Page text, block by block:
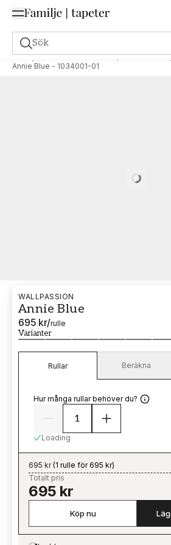
Sök
Tapeter Varumärken Wallpassion
Annie Blue - 1034001-01
WALLPASSION
Annie Blue
695 kr/rulle
Varianter
Rullar Beräkna
Hur många rullar behöver du?
Loading
695 kr(1 rulle för 695 kr)
Totalt pris
695 kr
Köp nu